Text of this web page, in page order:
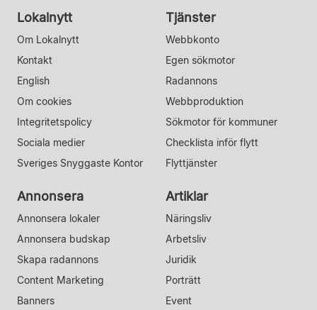
Lokalnytt
Om Lokalnytt
Kontakt
English
Om cookies
Integritetspolicy
Sociala medier
Sveriges Snyggaste Kontor
Tjänster
Webbkonto
Egen sökmotor
Radannons
Webbproduktion
Sökmotor för kommuner
Checklista inför flytt
Flyttjänster
Annonsera
Annonsera lokaler
Annonsera budskap
Skapa radannons
Content Marketing
Banners
Artiklar
Näringsliv
Arbetsliv
Juridik
Porträtt
Event